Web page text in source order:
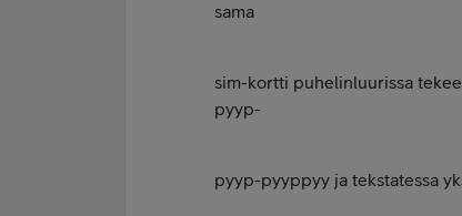
sama
sim-kortti puhelinluurissa
pyyp-
pyyp-pyyppyy ja tekstatessa